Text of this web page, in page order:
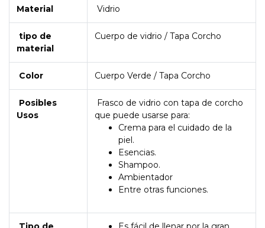
Material Vidrio
tipo de
material
Cuerpo de vidrio / Tapa Corcho
Color Cuerpo Verde / Tapa Corcho
Posibles
Usos
Frasco de vidrio con tapa de corcho
que puede usarse para:
Crema para el cuidado de la
piel.
Esencias.
Shampoo.
Ambientador
Entre otras funciones.